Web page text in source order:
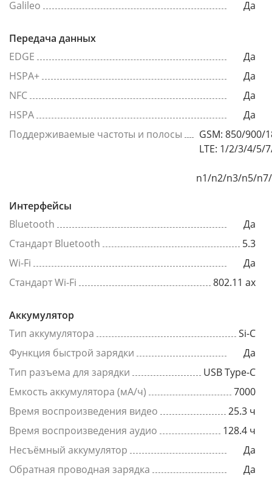
Galileo
Да
Передача данных
EDGE
Да
HSPA+
Да
NFC
Да
HSPA
Да
Поддерживаемые частоты и полосы
GSM: 850/900/
LTE: 1/2/3/4/5/7/
n1/n2/n3/n5/
Интерфейсы
Bluetooth
Да
Стандарт Bluetooth
5.3
Wi-Fi
Да
Стандарт Wi-Fi
802.11 ax
Аккумулятор
Тип аккумулятора
Si-C
Функция быстрой зарядки
Да
Тип разъема для зарядки
USB Type-C
Емкость аккумулятора (мА/ч)
7000
Время воспроизведения видео
25.3 ч
Время воспроизведения аудио
128.4 ч
Несъёмный аккумулятор
Да
Обратная проводная зарядка
Да